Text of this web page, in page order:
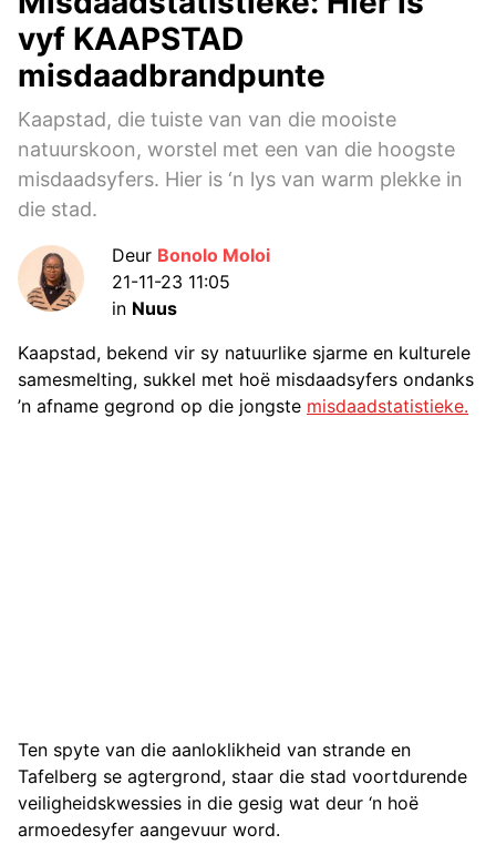
vyf KAAPSTAD
misdaadbrandpunte
Kaapstad, die tuiste van van die mooiste
natuurskoon, worstel met een van die hoogste
misdaadsyfers. Hier is ‘n lys van warm plekke in
die stad.
Deur Bonolo Moloi
21-11-23 11:05
in Nuus
Kaapstad, bekend vir sy natuurlike sjarme en kulturele
samesmelting, sukkel met hoë misdaadsyfers ondanks
’n afname gegrond op die jongste misdaadstatistieke.
Ten spyte van die aanloklikheid van strande en
Tafelberg se agtergrond, staar die stad voortdurende
veiligheidskwessies in die gesig wat deur ‘n hoë
armoedesyfer aangevuur word.